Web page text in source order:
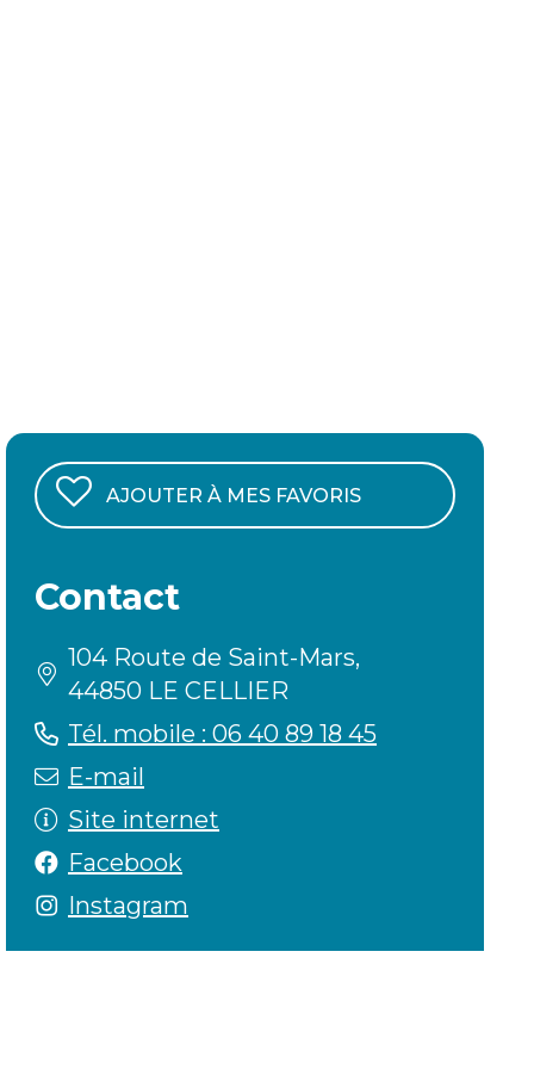
AJOUTER À MES FAVORIS
Contact
104 Route de Saint-Mars,
44850 LE CELLIER
Tél. mobile : 06 40 89 18 45
E-mail
Site internet
Facebook
Instagram